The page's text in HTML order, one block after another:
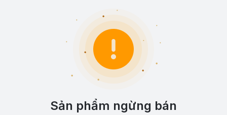
Sản phẩm ngừng bán